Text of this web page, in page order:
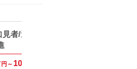
見者/週1出社】証券会
～ 100